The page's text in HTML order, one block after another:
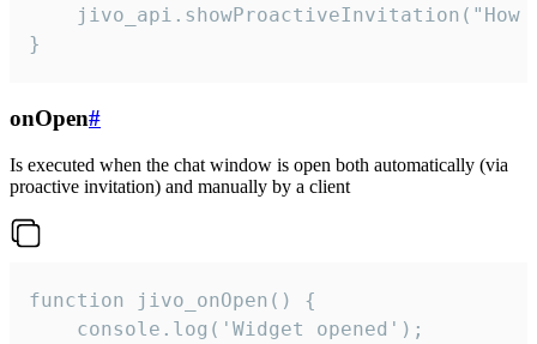
jivo_api.showProactiveInvitation("How
}
onOpen#
Is executed when the chat window is open both automatically (via
proactive invitation) and manually by a client
function jivo_onOpen() {
    console.log('Widget opened');